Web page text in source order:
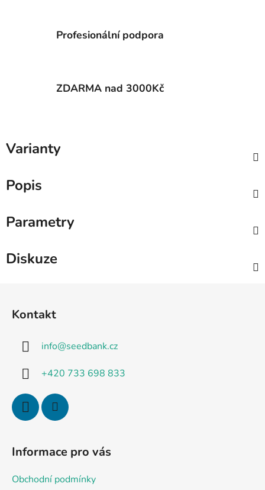
Profesionální podpora
ZDARMA nad 3000Kč
Varianty
Popis
Parametry
Diskuze
Kontakt
info@seedbank.cz
+420 733 698 833
Informace pro vás
Obchodní podmínky